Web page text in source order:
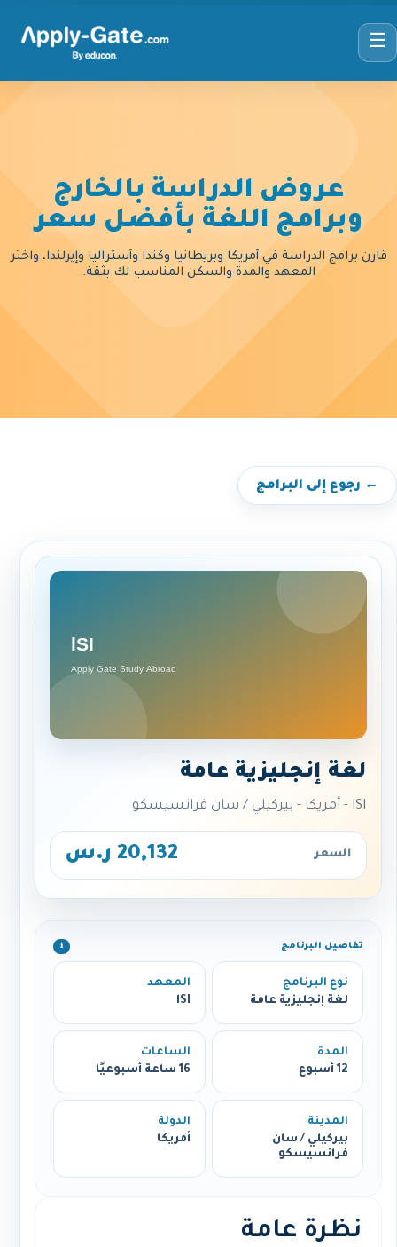
☰
عروض الدراسة بالخارج
وبرامج اللغة بأفضل سعر
قارن برامج الدراسة في أمريكا وبريطانيا وكندا وأستراليا وإيرلندا، واختر
المعهد والمدة والسكن المناسب لك بثقة.
← رجوع إلى البرامج
لغة إنجليزية عامة
lSI - أمريكا - بيركيلي / سان فرانسيسكو
السعر 20,132 ر.س
تفاصيل البرنامج ℹ️
نوع البرنامج
لغة إنجليزية عامة
المعهد
lSI
المدة
12 أسبوع
الساعات
16 ساعة أسبوعيًا
المدينة
بيركيلي / سان
فرانسيسكو
الدولة
أمريكا
نظرة عامة